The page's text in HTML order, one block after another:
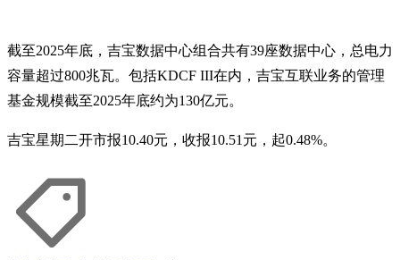
截至2025年底，吉宝数据中心组合共有39座数据中心，总电力
容量超过800兆瓦。包括KDCF III在内，吉宝互联业务的管理
基金规模截至2025年底约为130亿元。
吉宝星期二开市报10.40元，收报10.51元，起0.48%。